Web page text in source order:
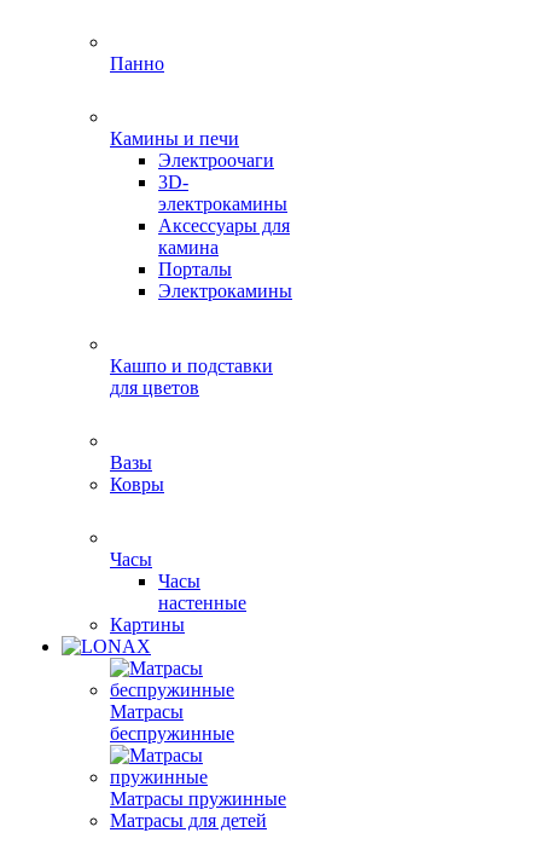
Панно
Камины и печи
Электроочаги
3D-
электрокамины
Аксессуары для
камина
Порталы
Электрокамины
Кашпо и подставки
для цветов
Вазы
Ковры
Часы
Часы
настенные
Картины
Матрасы
беспружинные
Матрасы пружинные
Матрасы для детей